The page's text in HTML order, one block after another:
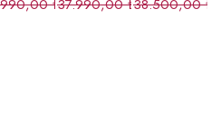
₺37.990,00₺38.500,00₺